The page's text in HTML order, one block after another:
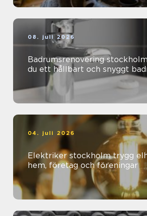
08. juli 2026
Badrumsrenovering stockholm så skapar
du ett hållbart och snyggt
04. juli 2026
Elektriker stockholm trygg elhjälp för
hem, företag och föreningar